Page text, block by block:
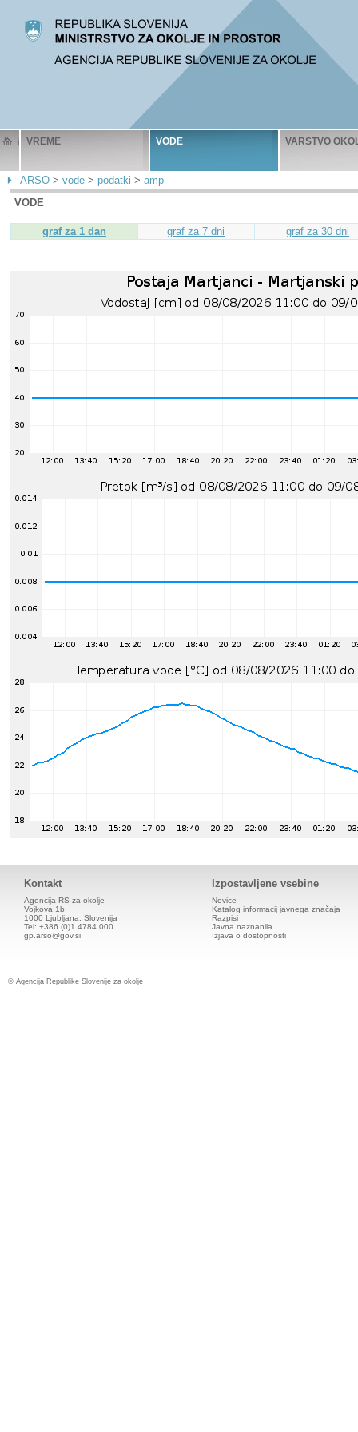
VREME VODE VARSTVO
ARSO> vode> podatki > amp
VODE
graf za 1 dan graf za 7 dni graf za 30 dni
Kontakt
Agencija RS za okolje
Vojkova 1b
1000 Ljubljana, Slovenija
Tel: +386 (0)1 4784 000
gp.arso@gov.si
Izpostavljene vsebine
Novice
Katalog informacij javnega značaja
Razpisi
Javna naznanila
Izjava o dostopnosti
© Agencija Republike Slovenije za okolje